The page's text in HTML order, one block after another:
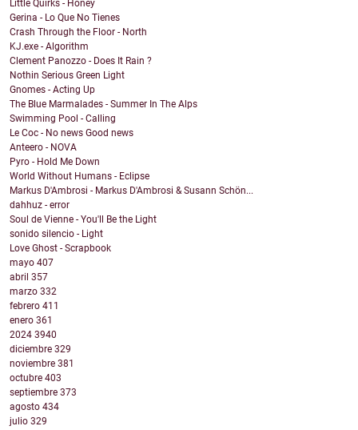
Little Quirks - Honey
Gerina - Lo Que No Tienes
Crash Through the Floor - North
KJ.exe - Algorithm
Clement Panozzo - Does It Rain ?
Nothin Serious Green Light
Gnomes - Acting Up
The Blue Marmalades - Summer In The Alps
Swimming Pool - Calling
Le Coc - No news Good news
Anteero - NOVA
Pyro - Hold Me Down
World Without Humans - Eclipse
Markus D'Ambrosi - Markus D'Ambrosi & Susann Schön...
dahhuz - error
Soul de Vienne - You'll Be the Light
sonido silencio - Light
Love Ghost - Scrapbook
mayo 407
abril 357
marzo 332
febrero 411
enero 361
2024 3940
diciembre 329
noviembre 381
octubre 403
septiembre 373
agosto 434
julio 329